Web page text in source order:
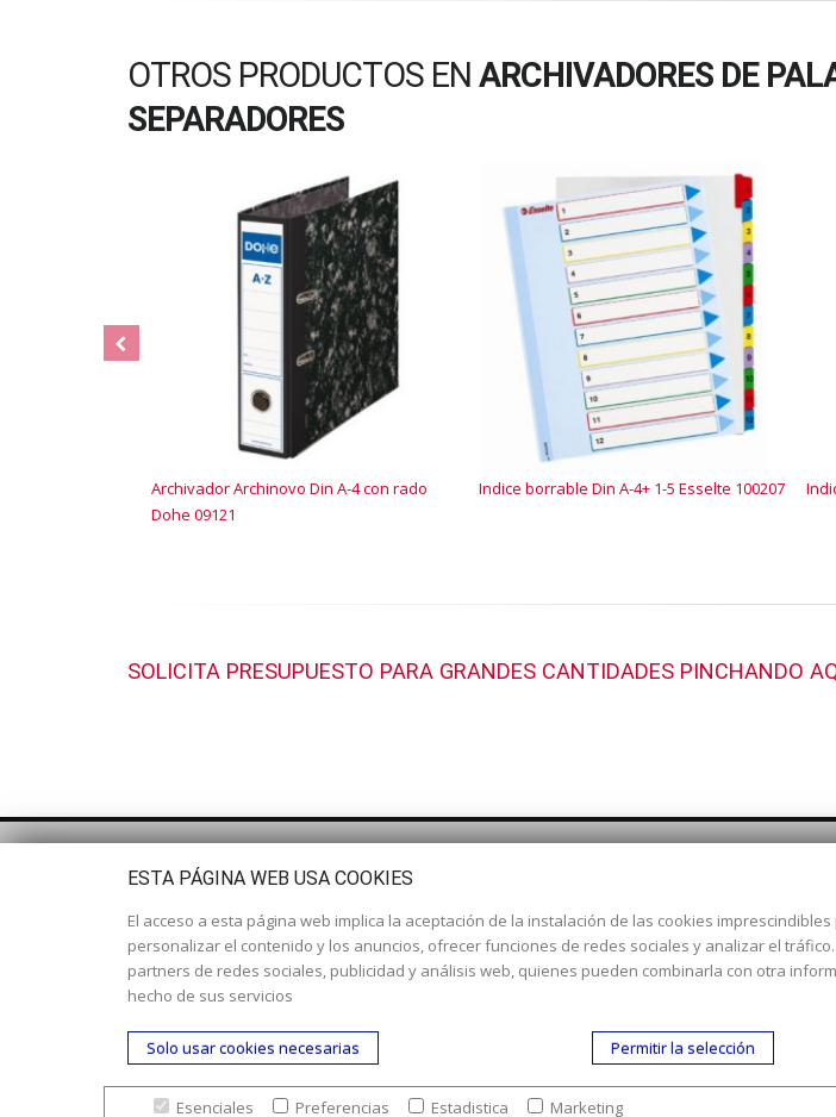
OTROS PRODUCTOS EN ARCHIVADORES DE
SEPARADORES
Archivador Archinovo Din A-4 con rado
Dohe 09121
Indice borrable Din A-4+ 1-5 Esselte 100207
SOLICITA PRESUPUESTO PARA GRANDES CANTIDADES PINCHANDO
© Copyright 2017. Todos los derechos reservados. |Nuestra empresa|
ESTA PÁGINA WEB USA COOKIES
El acceso a esta página web implica la aceptación de la instalación de las cookies
personalizar el contenido y los anuncios, ofrecer funciones de redes sociales y analizar el
partners de redes sociales, publicidad y análisis web, quienes pueden combinarla con otra
hecho de sus servicios
Solo usar cookies necesarias Permitir la selección
Esenciales Preferencias Estadistica Marketing